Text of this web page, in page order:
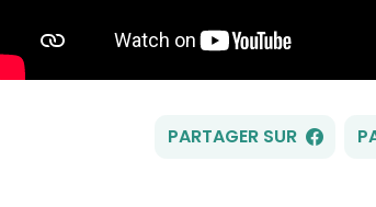
PARTAGER SUR